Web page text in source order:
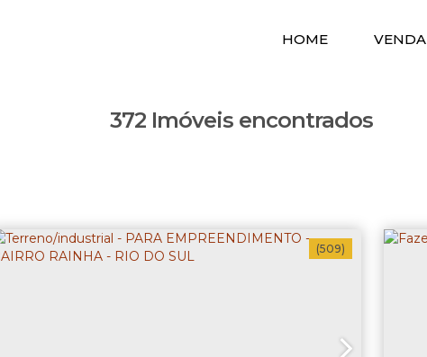
VENDA
HOME
372 Imóveis encontrados
(509)